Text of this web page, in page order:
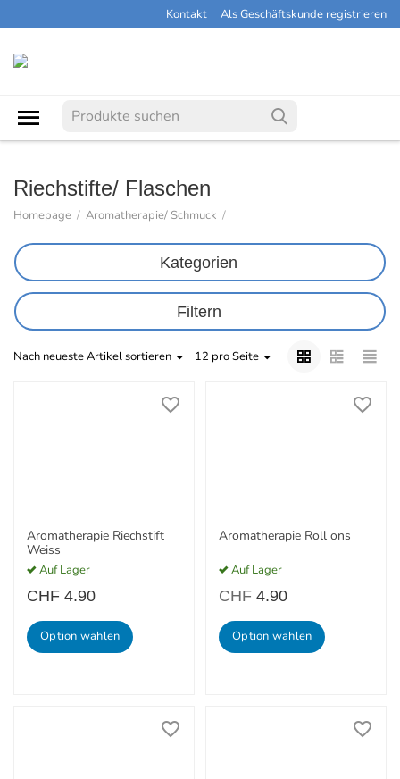
Kontakt Als Geschäftskunde registrieren
Riechstifte/ Flaschen
Homepage / Aromatherapie/ Schmuck /
Kategorien
Filtern
Nach neueste Artikel sortieren 12 pro Seite
Aromatherapie Riechstift
Weiss
Auf Lager
CHF4.90
Option wählen
Aromatherapie Roll ons
Auf Lager
CHF4.90
Option wählen